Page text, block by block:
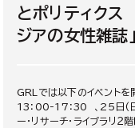
とポリティク
ジアの女性雑誌」
GRLでは以下のイベント
13：00-17：30 、25日(
ー・リサーチ・ライブラリ